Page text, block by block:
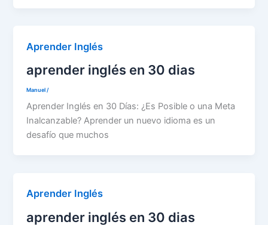
Aprender Inglés
aprender inglés en 30 dias
Manuel/
Aprender Inglés en 30 Días: ¿Es Posible o una Meta
Inalcanzable? Aprender un nuevo idioma es un
desafío que muchos
Aprender Inglés
aprender inglés en 30 dias